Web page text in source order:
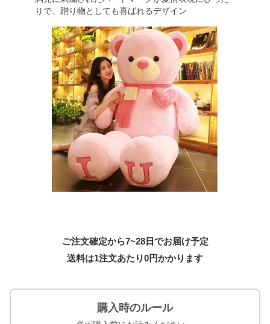
りで、贈り物としても喜ばれるデザイン
ご注文確定から7~28日でお届け予定
送料は1注文あたり0円かかります
購入時のルール